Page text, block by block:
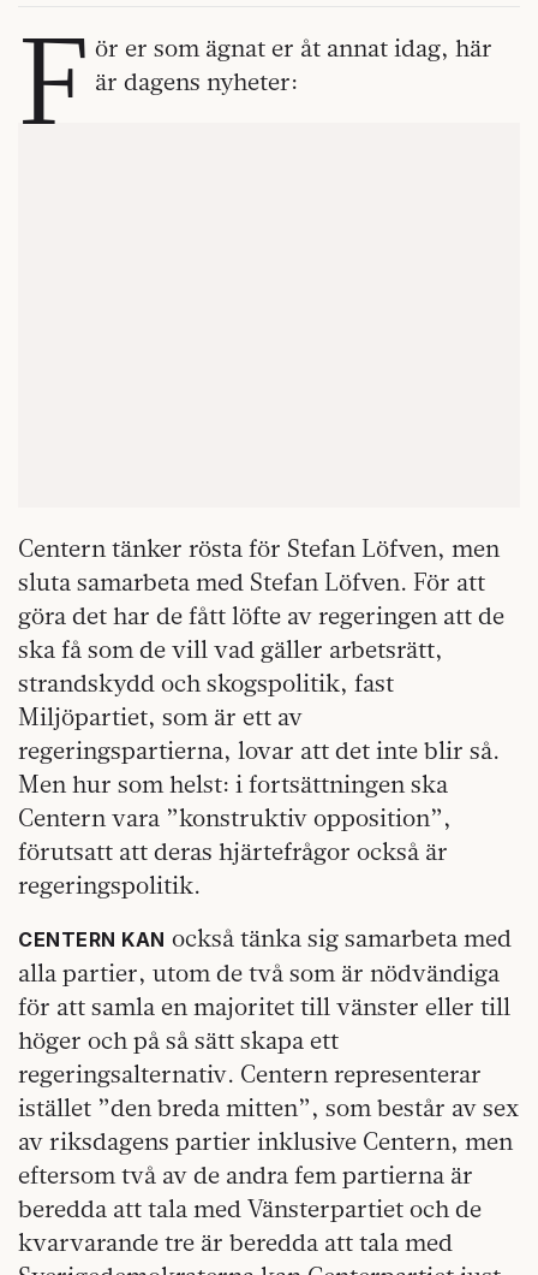
F ör er som ägnat er åt annat idag, här
är dagens nyheter:
Centern tänker rösta för Stefan Löfven, men
sluta samarbeta med Stefan Löfven. För att
göra det har de fått löfte av regeringen att de
ska få som de vill vad gäller arbetsrätt,
strandskydd och skogspolitik, fast
Miljöpartiet, som är ett av
regeringspartierna, lovar att det inte blir så.
Men hur som helst: i fortsättningen ska
Centern vara ”konstruktiv opposition”,
förutsatt att deras hjärtefrågor också är
regeringspolitik.
CENTERN KAN också tänka sig samarbeta med
alla partier, utom de två som är nödvändiga
för att samla en majoritet till vänster eller till
höger och på så sätt skapa ett
regeringsalternativ. Centern representerar
istället ”den breda mitten”, som består av sex
av riksdagens partier inklusive Centern, men
eftersom två av de andra fem partierna är
beredda att tala med Vänsterpartiet och de
kvarvarande tre är beredda att tala med